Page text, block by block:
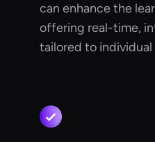
can enhance the
offering real-time,
tailored to individual